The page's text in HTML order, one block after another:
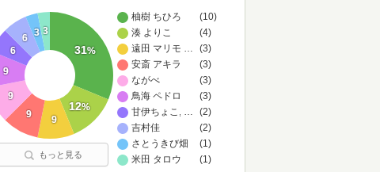
柚樹 ちひろ
(10)
湊 よりこ
(4)
遠田 マリモ,九頭七尾,鍋島 テツヒロ
(3)
…
安斎 アキラ
(3)
ながべ
(3)
鳥海 ペドロ
(3)
甘伊ちょこ,小鳩子鈴
(2)
…
吉村佳
(2)
さとうきび畑
(1)
米田 タロウ
(1)
31%
12%
9
9
9
9
6
6
3 3
もっと見る